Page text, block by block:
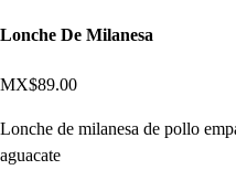
Lonche De Milanesa
MX$89.00
Lonche de milanesa de pollo
aguacate